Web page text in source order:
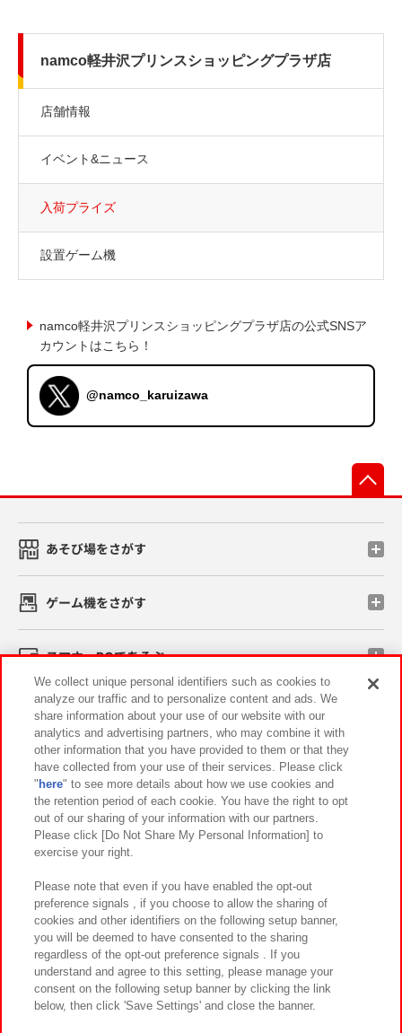
namco軽井沢プリンスショッピングプラザ店
店舗情報
イベント&ニュース
入荷プライズ
設置ゲーム機
namco軽井沢プリンスショッピングプラザ店の公式SNSア
カウントはこちら！
@namco_karuizawa
あそび場をさがす
ゲーム機をさがす
スマホ・PCであそぶ
イベント・キャンペーン
関連会社 サステナビリティ サイトポリシー
プライバシーポリシー ウェブアクセシビリティ方針と検証結果
お取引先さまとともに
カスタマーハラスメント対応方針 よくあるご質問・お問い合わせ
©Bandai Namco Amusement Inc.
We collect unique personal identifiers such as cookies to
analyze our traffic and to personalize content and ads. We
share information about your use of our website with our
analytics and advertising partners, who may combine it with
other information that you have provided to them or that they
have collected from your use of their services. Please click
" here" to see more details about how we use cookies and
the retention period of each cookie. You have the right to opt
out of our sharing of your information with our partners.
Please click [Do Not Share My Personal Information] to
exercise your right.
Please note that even if you have enabled the opt-out
preference signals , if you choose to allow the sharing of
cookies and other identifiers on the following setup banner,
you will be deemed to have consented to the sharing
regardless of the opt-out preference signals . If you
understand and agree to this setting, please manage your
consent on the following setup banner by clicking the link
below, then click 'Save Settings' and close the banner.